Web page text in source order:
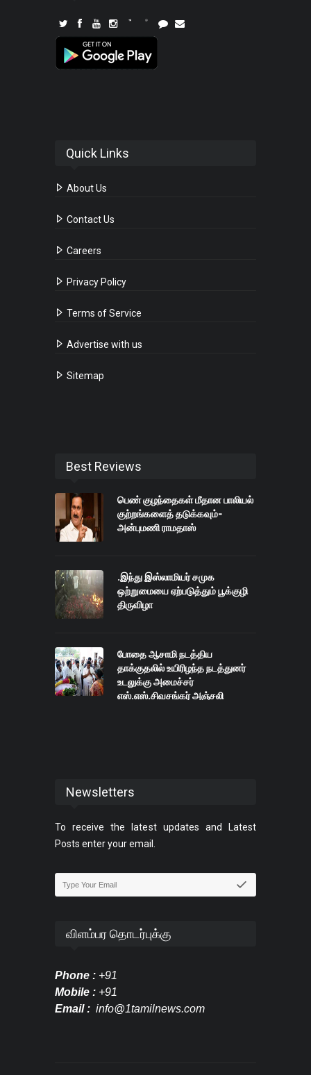
Quick Links
About Us
Contact Us
Careers
Privacy Policy
Terms of Service
Advertise with us
Sitemap
Best Reviews
பெண் குழந்தைகள் மீதான பாலியல்
குற்றங்களைத் தடுக்கவும்-
அன்புமணி ராமதாஸ்
.இந்து இஸ்லாமியர் சமுக
ஒற்றுமையை ஏற்படுத்தும் பூக்குழி
திருவிழா
போதை ஆசாமி நடத்திய
தாக்குதலில் உயிரிழந்த நடத்துனர்
உடலுக்கு அமைச்சர்
எஸ்.எஸ்.சிவசங்கர் அஞ்சலி
Newsletters
To receive the latest updates and Latest
Posts enter your email.
விளம்பர தொடர்புக்கு
Phone : +91
Mobile : +91
Email : info@1tamilnews.com